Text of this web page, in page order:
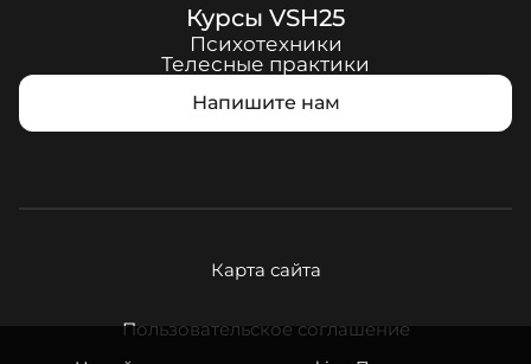
Курсы VSH25
Психотехники
Телесные практики
Напишите нам
Карта сайта
Пользовательское соглашение